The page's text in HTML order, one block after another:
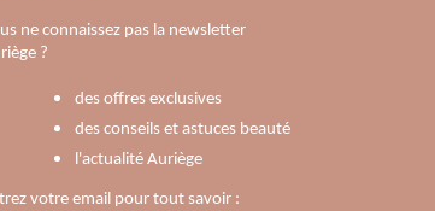
ne connaissez pas la newsletter
?
des offres exclusives
des conseils et astuces beauté
l'actualité Auriège
votre email pour tout savoir :